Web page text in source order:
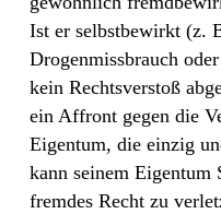
Ist er selbstbewirkt (z.
Drogenmissbrauch
kein Rechtsverstoß
ein Affront gegen die
Eigentum, die einzig
kann seinem Eigentum
fremdes Recht zu